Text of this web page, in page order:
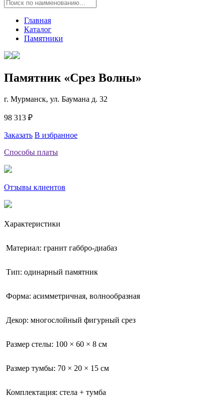
Главная
Каталог
Памятники
Памятник «Срез Волны»
г. Мурманск, ул. Баумана д. 32
98 313 ₽
Заказать В избранное
Способы платы
Отзывы клиентов
Характеристики
Материал: гранит габбро-диабаз
Тип: одинарный памятник
Форма: асимметричная, волнообразная
Декор: многослойный фигурный срез
Размер стелы: 100 × 60 × 8 см
Размер тумбы: 70 × 20 × 15 см
Комплектация: стела + тумба